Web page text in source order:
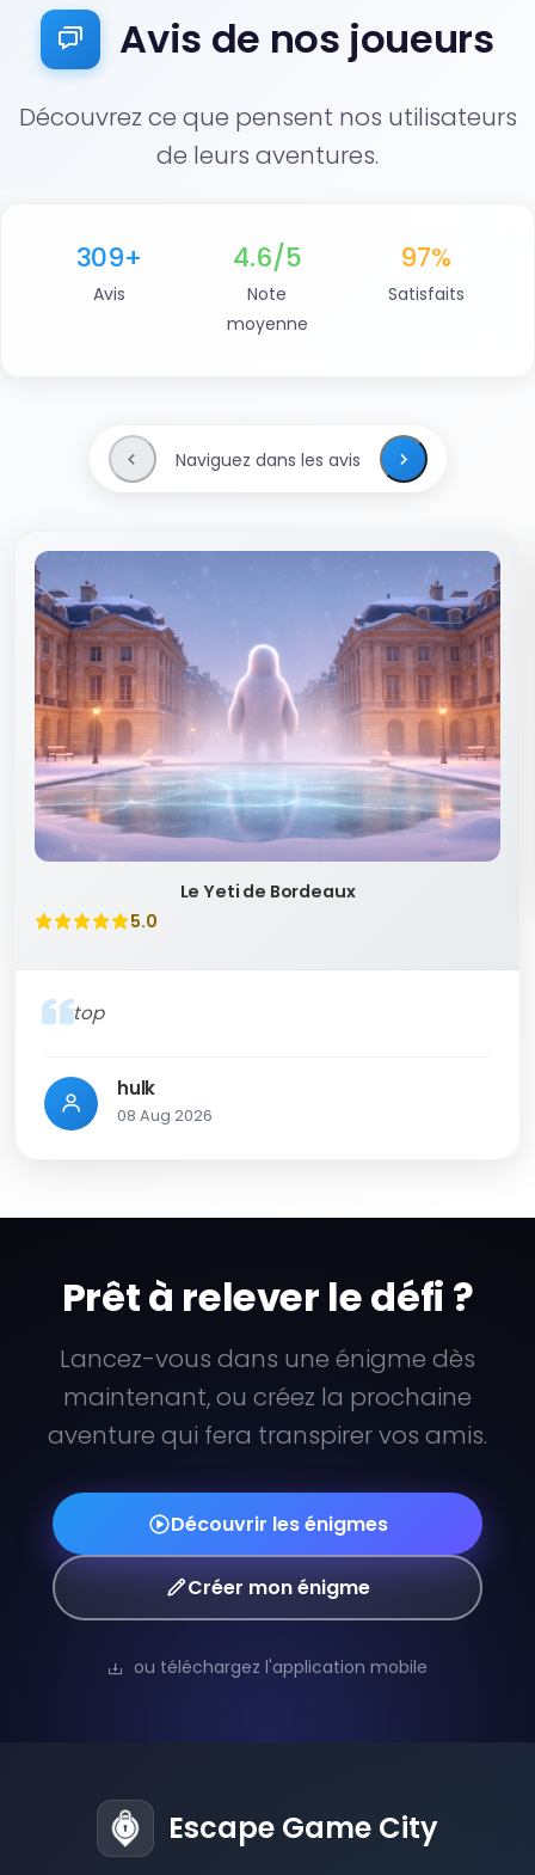
Avis de nos joueurs
Découvrez ce que pensent nos utilisateurs
de leurs aventures.
309+
Avis
4.6/5
Note
moyenne
97%
Satisfaits
Naviguez dans les avis
Le Yeti de Bordeaux
5.0
top
hulk
08 Aug 2026
Prêt à relever le défi ?
Lancez-vous dans une énigme dès
maintenant, ou créez la prochaine
aventure qui fera transpirer vos amis.
Découvrir les énigmes
Créer mon énigme
ou téléchargez l'application mobile
Escape Game City